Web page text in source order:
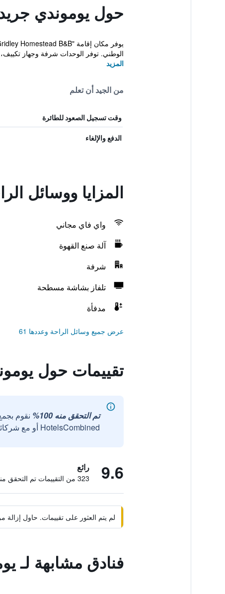
حول يوموندي
الوطني. توفر الوحدات شرفة وجهاز تكييف،
المزيد
من الجيد أن تعلم
وقت تسجيل الصعود للطائرة
الدفع والإلغاء
المزايا ووسائل
واي فاي مجاني
آلة صنع القهوة
شرفة
تلفاز بشاشة مسطحة
مدفأة
عرض جميع وسائل الراحة وعددها 61
تقييمات حول
تم التحقق منه 100%
نقوم
HotelsCombined أو مع شركائنا الخارجيين الموثوقين.
9.6 رائع
323 من التقييمات تم التحقق منها
لم يتم العثور على تقييمات. حاول
فنادق مشابهة لـ